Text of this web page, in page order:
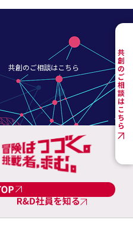
共創のご相談はこちら